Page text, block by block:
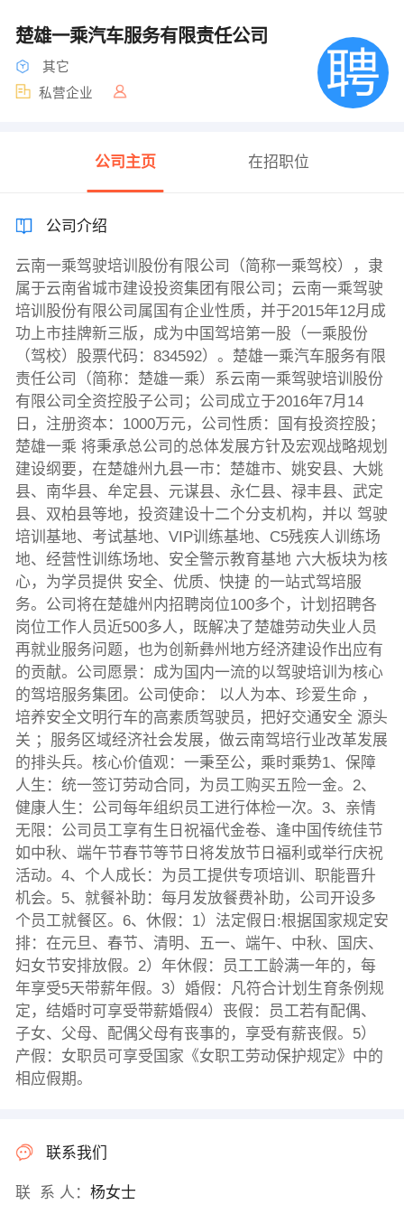
楚雄一乘汽车服务有限责任公司
其它
私营企业
公司主页 在招职位
公司介绍
云南一乘驾驶培训股份有限公司（简称一乘驾校），隶
属于云南省城市建设投资集团有限公司；云南一乘驾驶
培训股份有限公司属国有企业性质，并于2015年12月成
功上市挂牌新三版，成为中国驾培第一股（一乘股份
（驾校）股票代码：834592）。楚雄一乘汽车服务有限
责任公司（简称：楚雄一乘）系云南一乘驾驶培训股份
有限公司全资控股子公司；公司成立于2016年7月14
日，注册资本：1000万元，公司性质：国有投资控股；
楚雄一乘 将秉承总公司的总体发展方针及宏观战略规划
建设纲要，在楚雄州九县一市：楚雄市、姚安县、大姚
县、南华县、牟定县、元谋县、永仁县、禄丰县、武定
县、双柏县等地，投资建设十二个分支机构，并以 驾驶
培训基地、考试基地、VIP训练基地、C5残疾人训练场
地、经营性训练场地、安全警示教育基地 六大板块为核
心，为学员提供 安全、优质、快捷 的一站式驾培服
务。公司将在楚雄州内招聘岗位100多个，计划招聘各
岗位工作人员近500多人，既解决了楚雄劳动失业人员
再就业服务问题，也为创新彝州地方经济建设作出应有
的贡献。公司愿景：成为国内一流的以驾驶培训为核心
的驾培服务集团。公司使命： 以人为本、珍爱生命 ，
培养安全文明行车的高素质驾驶员，把好交通安全 源头
关 ；服务区域经济社会发展，做云南驾培行业改革发展
的排头兵。核心价值观：一秉至公，乘时乘势1、保障
人生：统一签订劳动合同，为员工购买五险一金。2、
健康人生：公司每年组织员工进行体检一次。3、亲情
无限：公司员工享有生日祝福代金卷、逢中国传统佳节
如中秋、端午节春节等节日将发放节日福利或举行庆祝
活动。4、个人成长：为员工提供专项培训、职能晋升
机会。5、就餐补助：每月发放餐费补助，公司开设多
个员工就餐区。6、休假：1）法定假日:根据国家规定安
排：在元旦、春节、清明、五一、端午、中秋、国庆、
妇女节安排放假。2）年休假：员工工龄满一年的，每
年享受5天带薪年假。3）婚假：凡符合计划生育条例规
定，结婚时可享受带薪婚假4）丧假：员工若有配偶、
子女、父母、配偶父母有丧事的，享受有薪丧假。5）
产假：女职员可享受国家《女职工劳动保护规定》中的
相应假期。
联系我们
联 系 人： 杨女士